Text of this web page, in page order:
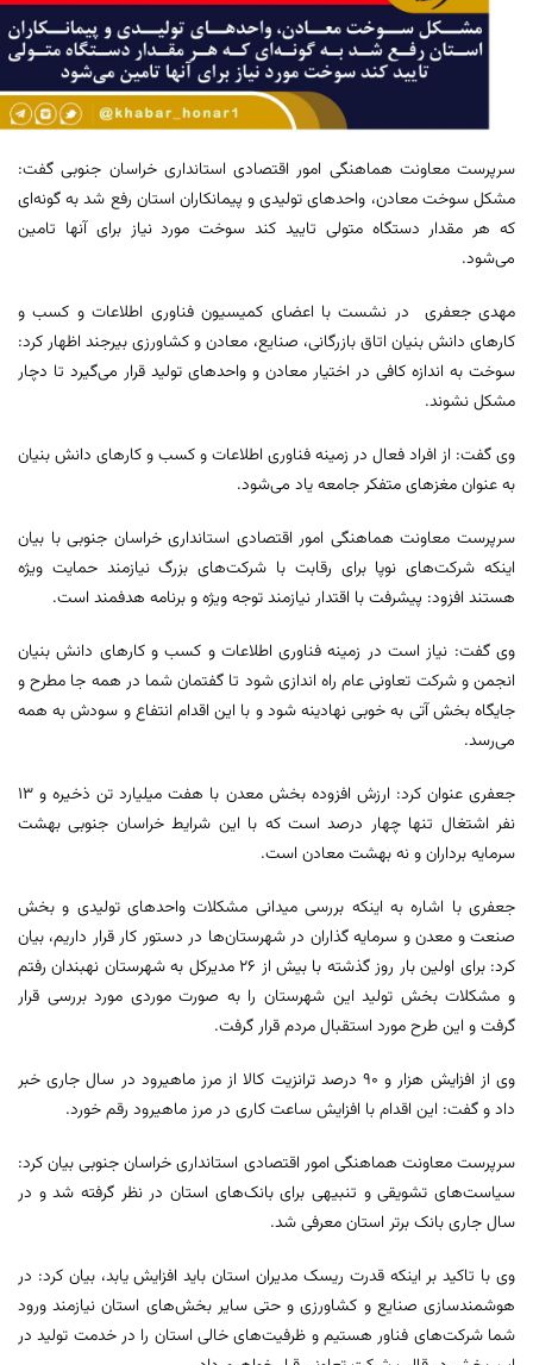
سرپرست معاونت هماهنگی امور اقتصادی استانداری خراسان جنوبی گفت:
مشکل سوخت معادن، واحدهای تولیدی و پیمانکاران استان رفع شد به گونه‌ای
که هر مقدار دستگاه متولی تایید کند سوخت مورد نیاز برای آنها تامین
می‌شود.
مهدی جعفری در نشست با اعضای کمیسیون فناوری اطلاعات و کسب و
کارهای دانش بنیان اتاق بازرگانی، صنایع، معادن و کشاورزی بیرجند اظهار کرد:
سوخت به اندازه کافی در اختیار معادن و واحدهای تولید قرار می‌گیرد تا دچار
مشکل نشوند.
وی گفت: از افراد فعال در زمینه فناوری اطلاعات و کسب و کارهای دانش بنیان
به عنوان مغزهای متفکر جامعه یاد می‌شود.
سرپرست معاونت هماهنگی امور اقتصادی استانداری خراسان جنوبی با بیان
اینکه شرکت‌های نوپا برای رقابت با شرکت‌های بزرگ نیازمند حمایت ویژه
هستند افزود: پیشرفت با اقتدار نیازمند توجه ویژه و برنامه هدفمند است.
وی گفت: نیاز است در زمینه فناوری اطلاعات و کسب و کارهای دانش بنیان
انجمن و شرکت تعاونی عام راه اندازی شود تا گفتمان شما در همه جا مطرح و
جایگاه بخش آتی به خوبی نهادینه شود و با این اقدام انتفاع و سودش به همه
می‌رسد.
جعفری عنوان کرد: ارزش افزوده بخش معدن با هفت میلیارد تن ذخیره و ۱۳
نفر اشتغال تنها چهار درصد است که با این شرایط خراسان جنوبی بهشت
سرمایه برداران و نه بهشت معادن است.
جعفری با اشاره به اینکه بررسی میدانی مشکلات واحدهای تولیدی و بخش
صنعت و معدن و سرمایه گذاران در شهرستان‌ها در دستور کار قرار داریم، بیان
کرد: برای اولین بار روز گذشته با بیش از ۲۶ مدیرکل به شهرستان نهبندان رفتم
و مشکلات بخش تولید این شهرستان را به صورت موردی مورد بررسی قرار
گرفت و این طرح مورد استقبال مردم قرار گرفت.
وی از افزایش هزار و ۹۰ درصد ترانزیت کالا از مرز ماهیرود در سال جاری خبر
داد و گفت: این اقدام با افزایش ساعت کاری در مرز ماهیرود رقم خورد.
سرپرست معاونت هماهنگی امور اقتصادی استانداری خراسان جنوبی بیان کرد:
سیاست‌های تشویقی و تنبیهی برای بانک‌های استان در نظر گرفته شد و در
سال جاری بانک برتر استان معرفی شد.
وی با تاکید بر اینکه قدرت ریسک مدیران استان باید افزایش یابد، بیان کرد: در
هوشمندسازی صنایع و کشاورزی و حتی سایر بخش‌های استان نیازمند ورود
شما شرکت‌های فناور هستیم و ظرفیت‌های خالی استان را در خدمت تولید در